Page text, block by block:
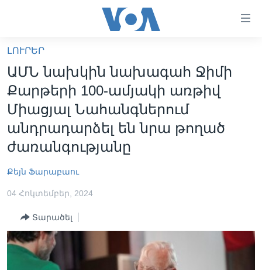
հիմնական
բովանդակությանը
անցնել
հիմնական
բովանդակությանը
հիմնական
բովանդակություն
ՍՓՅՈՒՌՔ
ՏԵՍԱՆՅՈՒԹԵՐ
ՖԻԼՄԵՐ
ՖԻԼՄԵՐ
IN ENGLISH
ՄԵՐ ՄԱՍԻՆ
ՄԵՐ ՄԱՍԻՆ
ԿԱՊ ՄԵԶ ՀԵՏ
ՈՒԿՐԱԻՆԱԿԱՆ ՊԱՏԵՐԱԶՄ
Learning English
ՀԵՏԵՒԵՔ ՄԵԶ
ԼՈՒՐԵՐ
ԱՄՆ նախկին նախագահ Ջիմի
Քարթերի 100-ամյակի առթիվ
Միացյալ Նահանգներում
անդրադարձել են նրա թողած
ժառանգությանը
Քեյն Ֆարաբաու
04 Հոկտեմբեր, 2024
Տարածել